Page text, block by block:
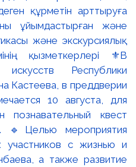
құрметін арттыруға
ұйымдастырған және
және экскурсиялық
қызметкерлері ⚜️В
Республики
Кастеева, в преддверии
10 августа, для
познавательный квест
🔹Целью мероприятия
участников с жизнью и
а также развитие